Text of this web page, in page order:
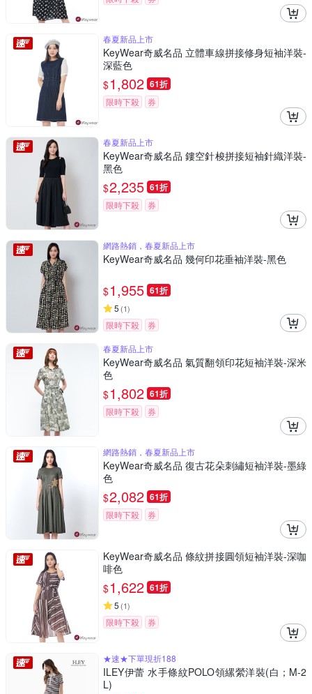
春夏新品上市
KeyWear奇威名品 立體車線拼接修身短袖洋裝-
深藍色
$1,802 61折
限時下殺 券
春夏新品上市
KeyWear奇威名品 鏤空針梭拼接短袖針織洋裝-
黑色
$2,235 61折
限時下殺 券
網路熱銷，春夏新品上市
KeyWear奇威名品 幾何印花垂袖洋裝-黑色
$1,955 61折
5 (1)
限時下殺
券
春夏新品上市
KeyWear奇威名品 氣質翻領印花短袖洋裝-深米
色
$1,802 61折
限時下殺 券
網路熱銷，春夏新品上市
KeyWear奇威名品 復古花朵刺繡短袖洋裝-墨綠
色
$2,082 61折
限時下殺 券
KeyWear奇威名品 條紋拼接圓領短袖洋裝-深咖
啡色
$1,622 61折
5 (1)
限時下殺 券
★速★下單現折188
ILEY伊蕾 水手條紋POLO領縲縈洋裝(白；M-2
L)